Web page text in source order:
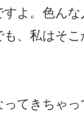
よ。色ん
、私はそ
てきちゃ